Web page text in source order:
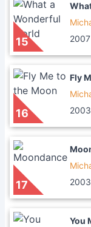
15
2007
16
Fly
2003
17
2003
You